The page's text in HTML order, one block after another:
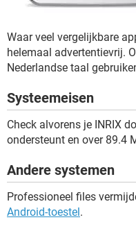
Waar veel vergelijkbare
helemaal advertentievrij.
Nederlandse taal
Systeemeisen
Check alvorens je INRIX
ondersteunt en over 89.4
Andere systemen
Professioneel files
Android-toestel .